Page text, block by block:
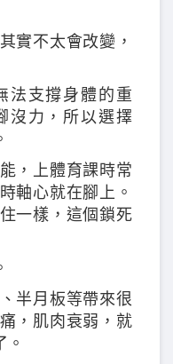
實不太會改變，
法支撐身體的重
沒力，所以選擇
，上體育課時常
軸心就在腳上。
一樣，這個鎖死
半月板等帶來很
，肌肉衰弱，就
。